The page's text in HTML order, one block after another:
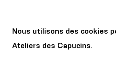
lieux
Nous utilisons des cookies
Ateliers des Capucins.